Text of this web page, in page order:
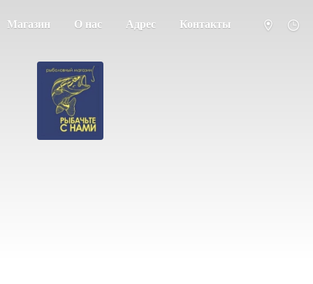
Магазин О нас Адрес Контакты